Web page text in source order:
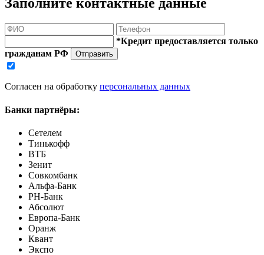
Заполните контактные данные
*Кредит предоставляется только
гражданам РФ
Отправить
Согласен на обработку персональных данных
Банки партнёры:
Сетелем
Тинькофф
ВТБ
Зенит
Совкомбанк
Альфа-Банк
РН-Банк
Абсолют
Европа-Банк
Оранж
Квант
Экспо